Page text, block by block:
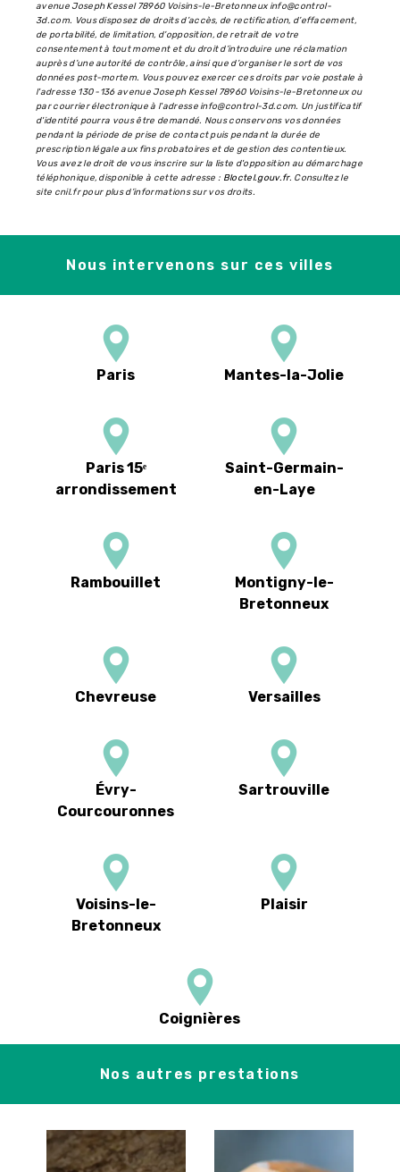
avenue Joseph Kessel 78960 Voisins-le-Bretonneux info@control-
3d.com. Vous disposez de droits d’accès, de rectification, d’effacement,
de portabilité, de limitation, d’opposition, de retrait de votre
consentement à tout moment et du droit d’introduire une réclamation
auprès d’une autorité de contrôle, ainsi que d’organiser le sort de vos
données post-mortem. Vous pouvez exercer ces droits par voie postale à
l'adresse 130 -136 avenue Joseph Kessel 78960 Voisins-le-Bretonneux ou
par courrier électronique à l'adresse info@control-3d.com. Un justificatif
d'identité pourra vous être demandé. Nous conservons vos données
pendant la période de prise de contact puis pendant la durée de
prescription légale aux fins probatoires et de gestion des contentieux.
Vous avez le droit de vous inscrire sur la liste d'opposition au démarchage
téléphonique, disponible à cette adresse : Bloctel.gouv.fr. Consultez le
site cnil.fr pour plus d’informations sur vos droits.
Nous intervenons sur ces villes
Paris Mantes-la-Jolie
Paris 15ᵉ
arrondissement
Saint-Germain-
en-Laye
Rambouillet
Montigny-le-
Bretonneux
Chevreuse Versailles
Évry-
Courcouronnes
Sartrouville
Voisins-le-
Bretonneux
Plaisir
Coignières
Nos autres prestations